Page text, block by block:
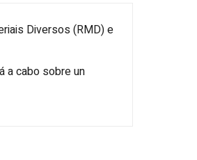
Diversos (RMD) e
a cabo sobre un